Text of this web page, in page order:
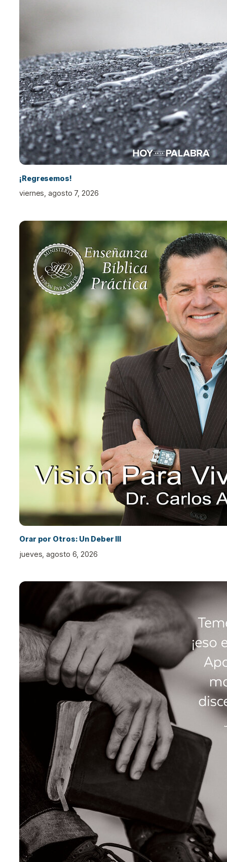
¡Regresemos!
viernes, agosto 7, 2026
Orar por Otros: Un Deber III
jueves, agosto 6, 2026